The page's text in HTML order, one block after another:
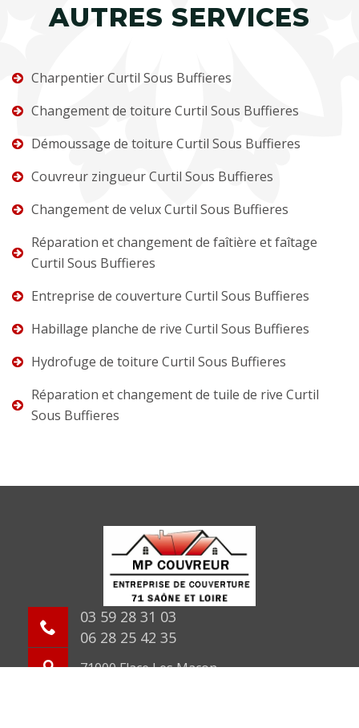
AUTRES SERVICES
Charpentier Curtil Sous Buffieres
Changement de toiture Curtil Sous Buffieres
Démoussage de toiture Curtil Sous Buffieres
Couvreur zingueur Curtil Sous Buffieres
Changement de velux Curtil Sous Buffieres
Réparation et changement de faîtière et faîtage
Curtil Sous Buffieres
Entreprise de couverture Curtil Sous Buffieres
Habillage planche de rive Curtil Sous Buffieres
Hydrofuge de toiture Curtil Sous Buffieres
Réparation et changement de tuile de rive Curtil
Sous Buffieres
03 59 28 31 03
06 28 25 42 35
71000 Flace Les Macon